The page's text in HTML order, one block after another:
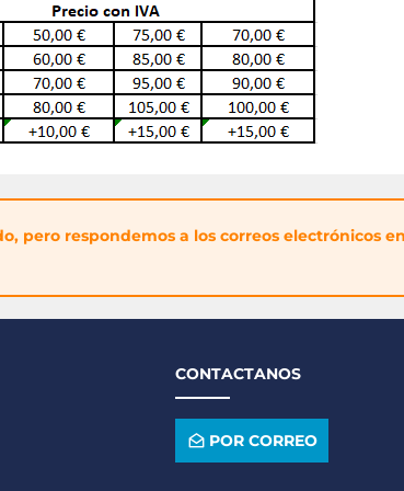
pero respondemos a los correos electrónicos
CONTACTANOS
POR CORREO